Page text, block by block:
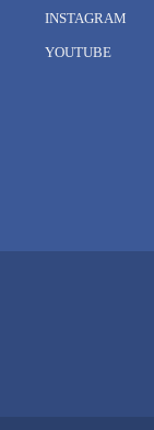
INSTAGRAM
YOUTUBE